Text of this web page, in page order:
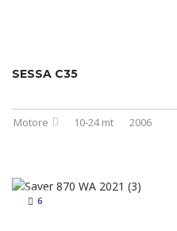
SESSA C35
Motore 10-24 mt 2006
6